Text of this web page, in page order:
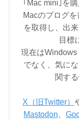
｢Mac mini｣を
Macのブログ
を取得し、出
目標
現在は
でなく、気に
関す
X（旧Twitter）
Mastodon